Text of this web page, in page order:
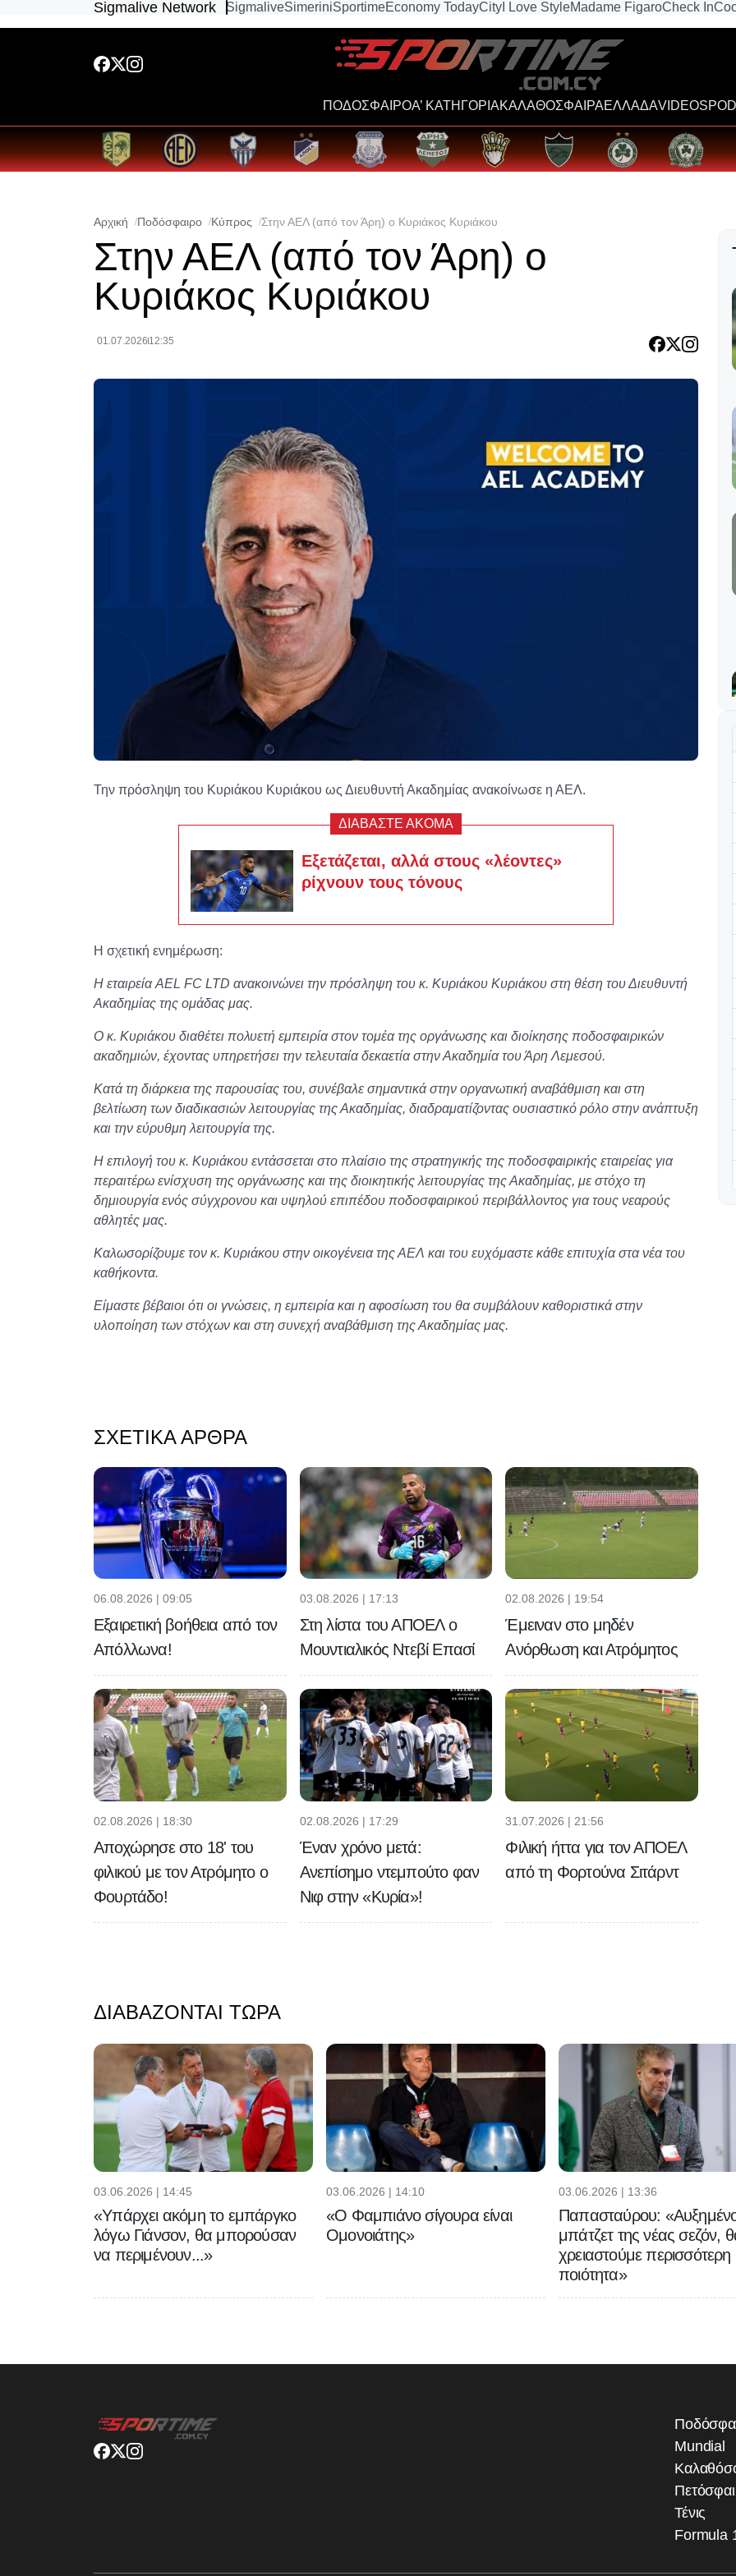
Sigmalive Network SigmaliveSimeriniSportimeEconomy TodayCity I Love StyleMadame FigaroCheck In
ΠΟΔΟΣΦΑΙΡΟΑ’ ΚΑΤΗΓΟΡΙΑΚΑΛΑΘΟΣΦΑΙΡΑΕΛΛΑΔΑVIDEOS
Αρχική Ποδόσφαιρο Κύπρος Στην ΑΕΛ (από τον Άρη) ο Κυριάκος Κυριάκου
Στην ΑΕΛ (από τον Άρη) ο
Κυριάκος Κυριάκου
01.07.2026 12:35
Την πρόσληψη του Κυριάκου Κυριάκου ως Διευθυντή Ακαδημίας ανακοίνωσε η ΑΕΛ.
ΔΙΑΒΑΣΤΕ ΑΚΟΜΑ
Εξετάζεται, αλλά στους «λέοντες»
ρίχνουν τους τόνους
Η σχετική ενημέρωση:
Η εταιρεία AEL FC LTD ανακοινώνει την πρόσληψη του κ. Κυριάκου Κυριάκου στη θέση του Διευθυντή
Ακαδημίας της ομάδας μας.
Ο κ. Κυριάκου διαθέτει πολυετή εμπειρία στον τομέα της οργάνωσης και διοίκησης ποδοσφαιρικών
ακαδημιών, έχοντας υπηρετήσει την τελευταία δεκαετία στην Ακαδημία του Άρη Λεμεσού.
Κατά τη διάρκεια της παρουσίας του, συνέβαλε σημαντικά στην οργανωτική αναβάθμιση και στη
βελτίωση των διαδικασιών λειτουργίας της Ακαδημίας, διαδραματίζοντας ουσιαστικό ρόλο στην ανάπτυξη
και την εύρυθμη λειτουργία της.
Η επιλογή του κ. Κυριάκου εντάσσεται στο πλαίσιο της στρατηγικής της ποδοσφαιρικής εταιρείας για
περαιτέρω ενίσχυση της οργάνωσης και της διοικητικής λειτουργίας της Ακαδημίας, με στόχο τη
δημιουργία ενός σύγχρονου και υψηλού επιπέδου ποδοσφαιρικού περιβάλλοντος για τους νεαρούς
αθλητές μας.
Καλωσορίζουμε τον κ. Κυριάκου στην οικογένεια της ΑΕΛ και του ευχόμαστε κάθε επιτυχία στα νέα του
καθήκοντα.
Είμαστε βέβαιοι ότι οι γνώσεις, η εμπειρία και η αφοσίωση του θα συμβάλουν καθοριστικά στην
υλοποίηση των στόχων και στη συνεχή αναβάθμιση της Ακαδημίας μας.
ΣΧΕΤΙΚΆ ΆΡΘΡΑ
06.08.2026 | 09:05
Εξαιρετική βοήθεια από τον
Απόλλωνα!
03.08.2026 | 17:13
Στη λίστα του ΑΠΟΕΛ ο
Μουντιαλικός Ντεβί Επασί
02.08.2026 | 19:54
Έμειναν στο μηδέν
Ανόρθωση και Ατρόμητος
02.08.2026 | 18:30
Αποχώρησε στο 18' του
φιλικού με τον Ατρόμητο ο
Φουρτάδο!
02.08.2026 | 17:29
Έναν χρόνο μετά:
Ανεπίσημο ντεμπούτο φαν
Νιφ στην «Κυρία»!
31.07.2026 | 21:56
Φιλική ήττα για τον ΑΠΟΕΛ
από τη Φορτούνα Σιτάρντ
ΔΙΑΒΆΖΟΝΤΑΙ ΤΏΡΑ
03.06.2026 | 14:45
«Υπάρχει ακόμη το εμπάργκο
λόγω Γιάνσον, θα μπορούσαν
να περιμένουν...»
03.06.2026 | 14:10
«Ο Φαμπιάνο σίγουρα είναι
Ομονοιάτης»
03.06.2026 | 13:36
Παπασταύρου:
μπάτζετ της νέας σεζόν,
χρειαστούμε περισσότερη
ποιότητα»
Mundial
Τένις
Formula